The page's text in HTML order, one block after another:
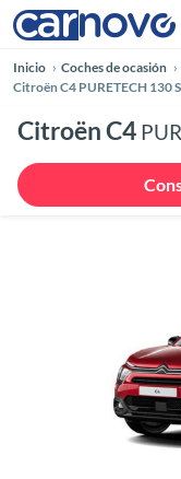
Inicio Coches de ocasión
Citroën C4 PURETECH 130
Citroën C4